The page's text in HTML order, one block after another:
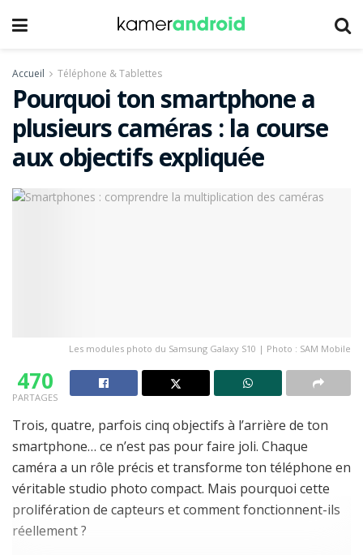
Accueil Téléphone & Tablettes
Pourquoi ton smartphone a
plusieurs caméras : la course
aux objectifs expliquée
Les modules photo du Samsung Galaxy S10 | Photo : SAM Mobile
470
PARTAGES
Trois, quatre, parfois cinq objectifs à l’arrière de ton
smartphone… ce n’est pas pour faire joli. Chaque
caméra a un rôle précis et transforme ton téléphone en
véritable studio photo compact. Mais pourquoi cette
prolifération de capteurs et comment fonctionnent-ils
réellement ?